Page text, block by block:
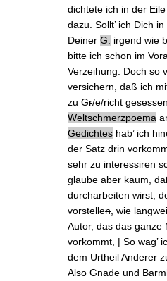
dichtete ich in der
dazu. Sollt’ ich Dich
DeinerG.
irgend wie
bitte ich schon im
Verzeihung. Doch so
versichern, daß ich
zu Gr/e/richt
Weltschmerzpoema
Gedichtes hab’ ich
der Satz drin
sehr zu interessiren
glaube aber kaum,
durcharbeiten wirst,
vorstellen, wie
Autor, dasdasganze
vorkommt, | So wag’
dem Urtheil Anderer
Also Gnade und